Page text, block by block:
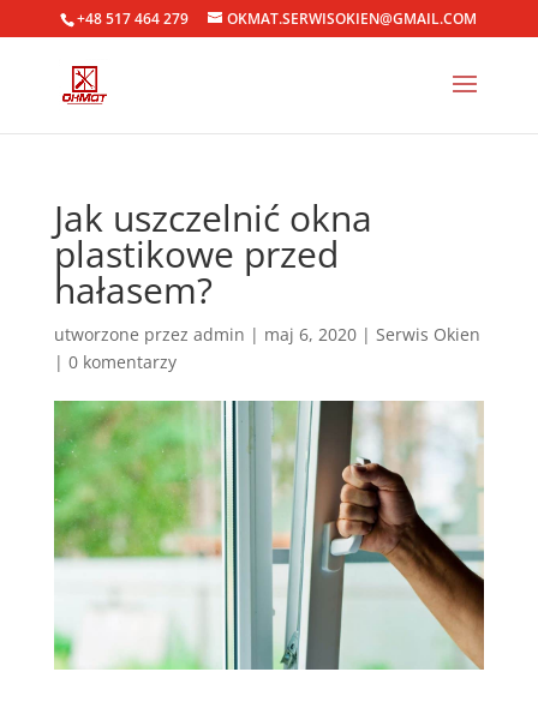
+48 517 464 279 OKMAT.SERWISOKIEN@GMAIL.COM
Jak uszczelnić okna
plastikowe przed
hałasem?
utworzone przez admin | maj 6, 2020| Serwis Okien
| 0 komentarzy